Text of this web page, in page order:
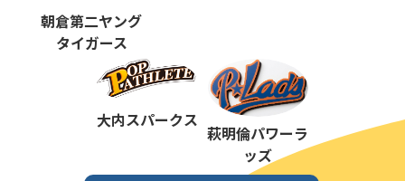
第7回
第6回 ポップアスリートカップ
第5回 ポップアスリートカップ
ポップアスリートカップ
朝倉第二ヤング
タイガース
大内スパークス
萩明倫パワーラ
ッズ